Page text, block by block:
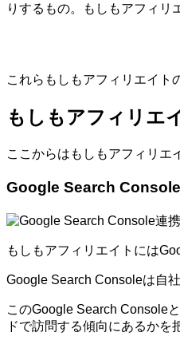
りするもの。もしもアフィリ
これらもしもアフィリエイト
もしもアフィリエ
ここからはもしもアフィリエ
Google Search
もしもアフィリエイトには
Google Search Consoleは自
このGoogle Search Console
ドで訪問する傾向にあるかを